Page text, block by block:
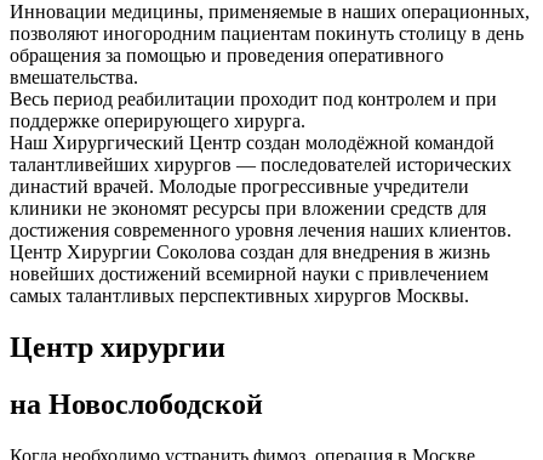
Инновации медицины, применяемые в наших операционных,
позволяют иногородним пациентам покинуть столицу в день
обращения за помощью и проведения оперативного
вмешательства.
Весь период реабилитации проходит под контролем и при
поддержке оперирующего хирурга.
Наш Хирургический Центр создан молодёжной командой
талантливейших хирургов — последователей исторических
династий врачей. Молодые прогрессивные учредители
клиники не экономят ресурсы при вложении средств для
достижения современного уровня лечения наших клиентов.
Центр Хирургии Соколова создан для внедрения в жизнь
новейших достижений всемирной науки с привлечением
самых талантливых перспективных хирургов Москвы.
Центр хирургии
на Новослободской